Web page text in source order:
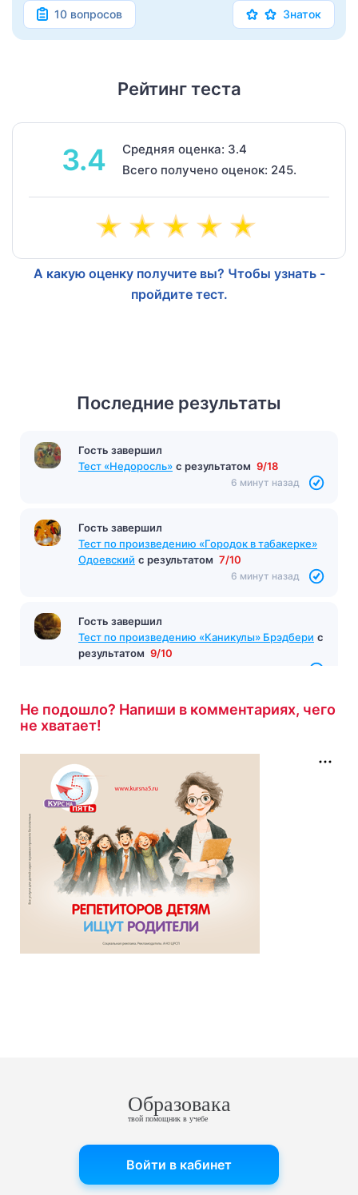
10 вопросов Знаток
Рейтинг теста
3.4
Средняя оценка: 3.4
Всего получено оценок: 245.
А какую оценку получите вы? Чтобы узнать -
пройдите тест.
Последние результаты
Гость завершил
Тест «Недоросль» с результатом 9/18
6 минут назад
Гость завершил
Тест по произведению «Городок в табакерке»
Одоевский с результатом 7/10
6 минут назад
Гость завершил
Тест по произведению «Каникулы» Брэдбери с
результатом 9/10
Не подошло? Напиши в комментариях, чего
не хватает!
Образовака
твой помощник в учебе
Войти в кабинет